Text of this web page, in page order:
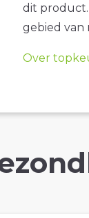
dit product.
gebied van
Over